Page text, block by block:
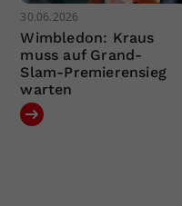
30.06.2026
Wimbledon: Kraus
muss auf Grand-
Slam-Premierensieg
warten